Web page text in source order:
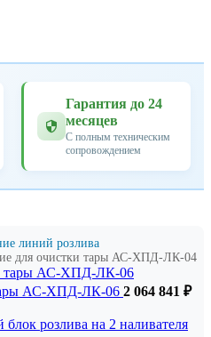
Гарантия до 24
месяцев
С полным техническим
сопровождением
линий розлива
для очистки тары АС-ХПД-ЛК-04
АС-ХПД-ЛК-06 2 064 841 ₽